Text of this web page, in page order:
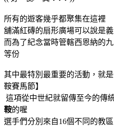
所有的遊客幾乎都聚集在這裡
舖滿紅磚的扇形廣場可以說是
而為了紀念當時管轄西恩納的
等份
其中最特別最重要的活動，就
鞍賽馬節】
這項從中世紀就留傳至今的傳
鞍的喔
選手們分別來自16個不同的教